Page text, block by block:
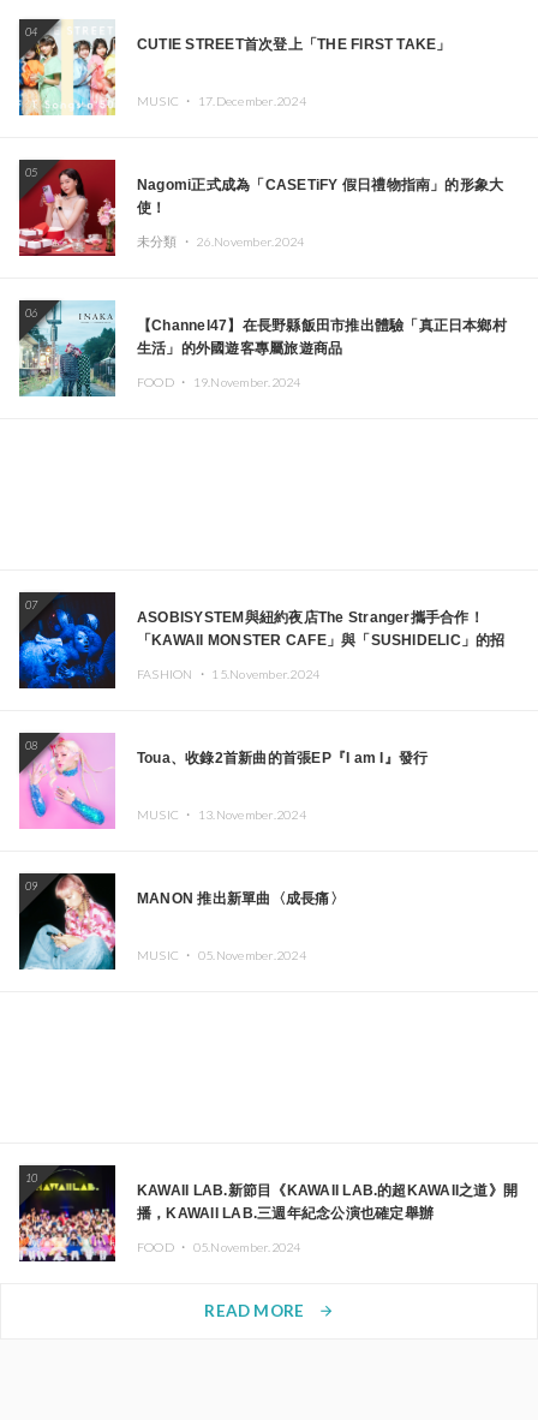
04
CUTIE STREET首次登上「THE FIRST TAKE」
MUSIC ・ 17.December.2024
05
Nagomi正式成為「CASETiFY 假日禮物指南」的形象大
使！
未分類 ・ 26.November.2024
06
【Channel47】在長野縣飯田市推出體驗「真正日本鄉村
生活」的外國遊客專屬旅遊商品
FOOD ・ 19.November.2024
07
ASOBISYSTEM與紐約夜店The Stranger攜手合作！
「KAWAII MONSTER CAFE」與「SUSHIDELIC」的招
FASHION ・ 15.November.2024
08
Toua、收錄2首新曲的首張EP『I am I』發行
MUSIC ・ 13.November.2024
09
MANON 推出新單曲〈成長痛〉
MUSIC ・ 05.November.2024
10
KAWAII LAB.新節目《KAWAII LAB.的超KAWAII之道》開
播，KAWAII LAB.三週年紀念公演也確定舉辦
FOOD ・ 05.November.2024
READ MORE arrow_forward